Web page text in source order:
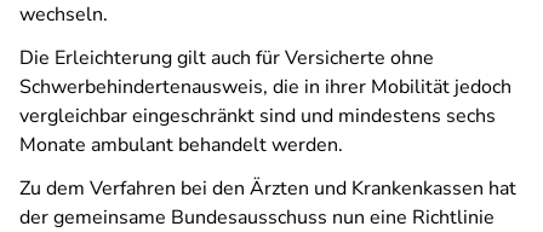
wechseln.
Die Erleichterung gilt auch für Versicherte ohne
Schwerbehindertenausweis, die in ihrer Mobilität jedoch
vergleichbar eingeschränkt sind und mindestens sechs
Monate ambulant behandelt werden.
Zu dem Verfahren bei den Ärzten und Krankenkassen hat
der gemeinsame Bundesausschuss nun eine Richtlinie